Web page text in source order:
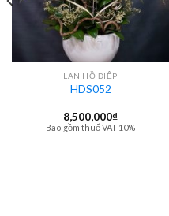
LAN HỒ ĐIỆP
HDS052
8,500,000₫
Bao gồm thuế VAT 10%